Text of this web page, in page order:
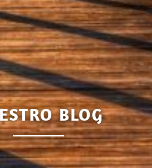
BLOG